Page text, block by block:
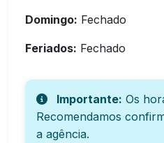
Domingo: Fechado
Feriados: Fechado
Importante: Os
Recomendamos
a agência.